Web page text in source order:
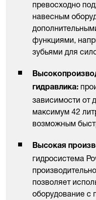
превосходно
навесным
функциями,
зубьями для
гидравлика:
зависимости от
максимум 42
возможным
Высокая
гидросистема
позволяет
оборудование с